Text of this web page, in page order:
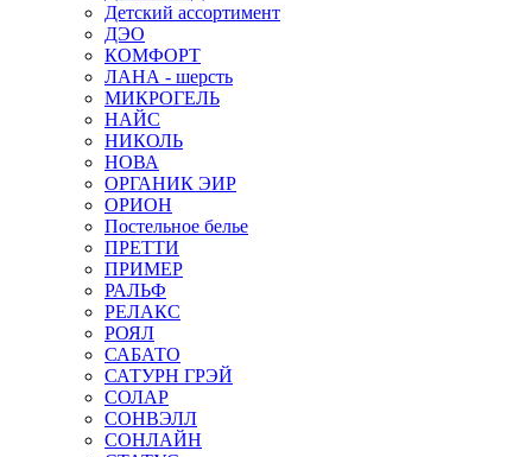
Детский ассортимент
ДЭО
КОМФОРТ
ЛАНА - шерсть
МИКРОГЕЛЬ
НАЙС
НИКОЛЬ
НОВА
ОРГАНИК ЭИР
ОРИОН
Постельное белье
ПРЕТТИ
ПРИМЕР
РАЛЬФ
РЕЛАКС
РОЯЛ
САБАТО
САТУРН ГРЭЙ
СОЛАР
СОНВЭЛЛ
СОНЛАЙН